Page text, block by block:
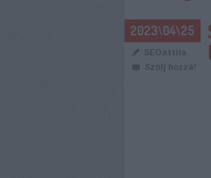
2023\04\25
SEOattila
Szólj hozzá!